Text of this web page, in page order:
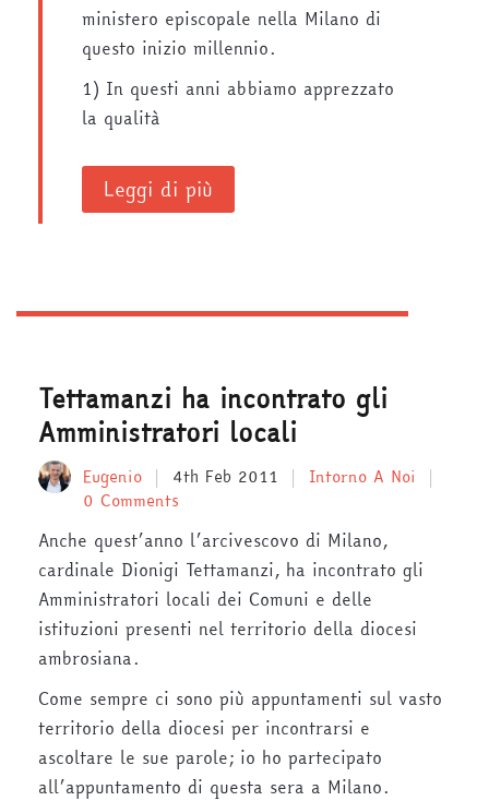
ministero episcopale nella Milano di
questo inizio millennio.
1) In questi anni abbiamo apprezzato
la qualità
Leggi di più
Tettamanzi ha incontrato gli
Amministratori locali
Eugenio 4th Feb 2011
Intorno A Noi
0 Comments
Anche quest’anno l’arcivescovo di Milano,
cardinale Dionigi Tettamanzi, ha incontrato gli
Amministratori locali dei Comuni e delle
istituzioni presenti nel territorio della diocesi
ambrosiana.
Come sempre ci sono più appuntamenti sul vasto
territorio della diocesi per incontrarsi e
ascoltare le sue parole; io ho partecipato
all’appuntamento di questa sera a Milano.